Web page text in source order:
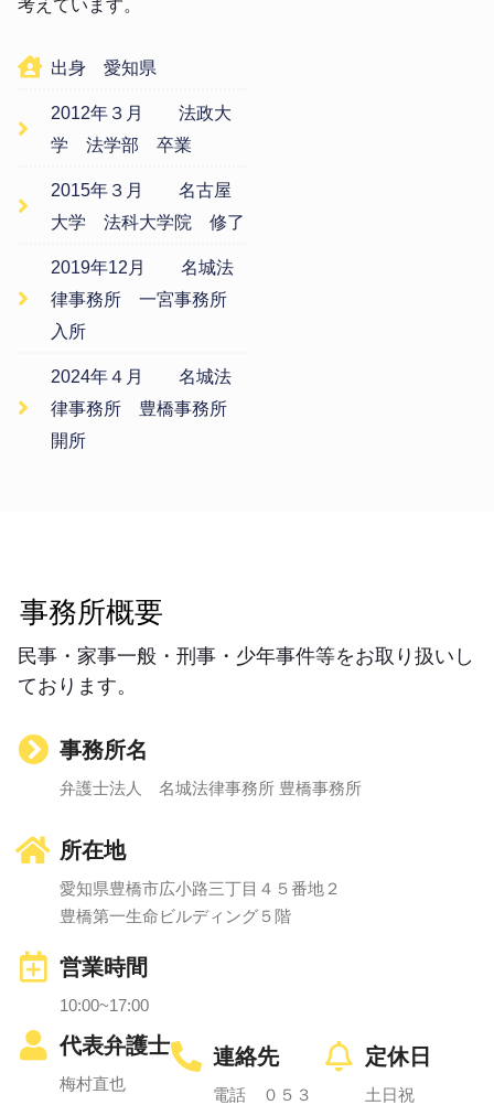
考えています。
出身 愛知県
2012年３月 法政大
学 法学部 卒業
2015年３月 名古屋
大学 法科大学院 修了
2019年12月 名城法
律事務所 一宮事務所
入所
2024年４月 名城法
律事務所 豊橋事務所
開所
事務所概要
民事・家事一般・刑事・少年事件等をお取り扱いし
ております。
事務所名
弁護士法人 名城法律事務所 豊橋事務所
所在地
愛知県豊橋市広小路三丁目４５番地２
豊橋第一生命ビルディング５階
営業時間
10:00~17:00
代表弁護士
梅村直也
連絡先
電話 ０５３
定休日
土日祝